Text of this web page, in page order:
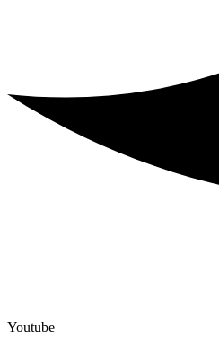
Youtube